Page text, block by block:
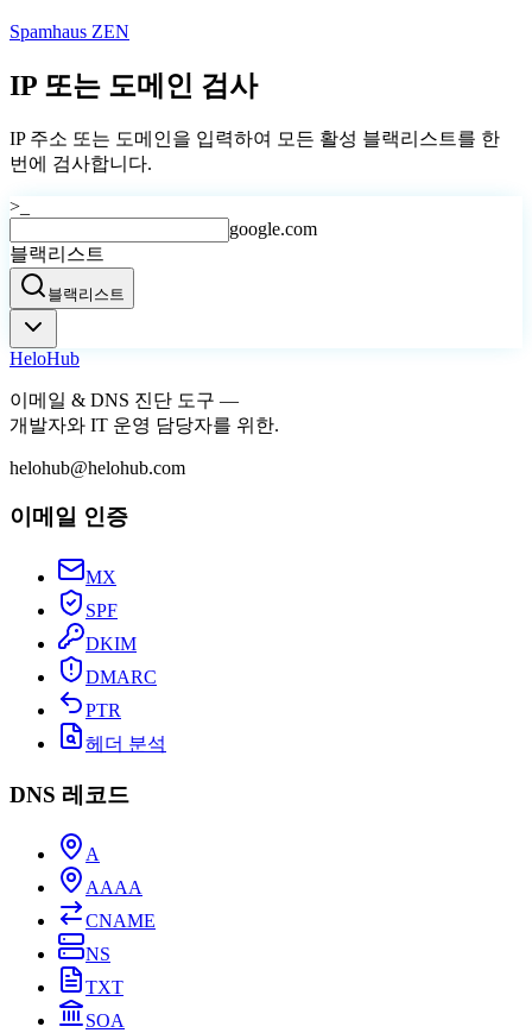
Spamhaus ZEN
IP 또는 도메인 검사
IP 주소 또는 도메인을 입력하여 모든 활성 블랙리스트를 한
번에 검사합니다.
>_
google.com
블랙리스트
블랙리스트
HeloHub
이메일 & DNS 진단 도구 —
개발자와 IT 운영 담당자를 위한.
helohub@helohub.com
이메일 인증
MX
SPF
DKIM
DMARC
PTR
헤더 분석
DNS 레코드
A
AAAA
CNAME
NS
TXT
SOA